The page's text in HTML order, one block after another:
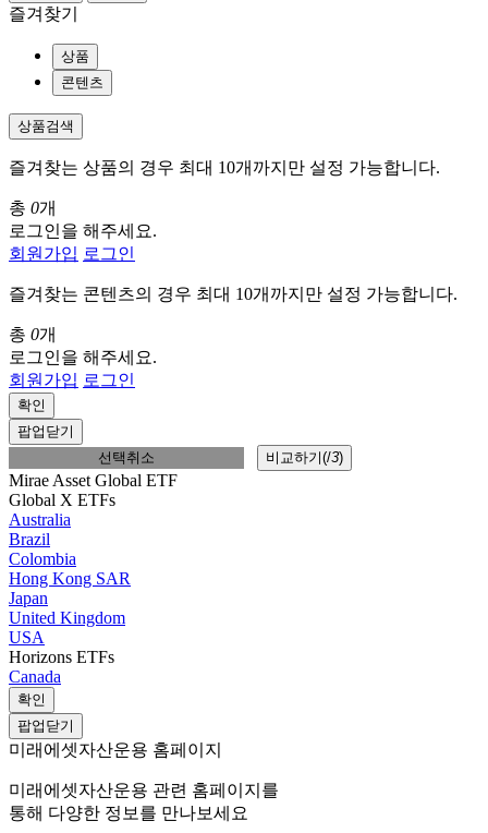
즐겨찾기
상품
콘텐츠
상품검색
즐겨찾는 상품의 경우 최대 10개까지만 설정 가능합니다.
총 0개
로그인을 해주세요.
회원가입 로그인
즐겨찾는 콘텐츠의 경우 최대 10개까지만 설정 가능합니다.
총 0개
로그인을 해주세요.
회원가입 로그인
확인
팝업닫기
선택취소
비교하기(/3)
Mirae Asset Global ETF
Global X ETFs
Australia
Brazil
Colombia
Hong Kong SAR
Japan
United Kingdom
USA
Horizons ETFs
Canada
확인
팝업닫기
미래에셋자산운용 홈페이지
미래에셋자산운용 관련 홈페이지를
통해 다양한 정보를 만나보세요